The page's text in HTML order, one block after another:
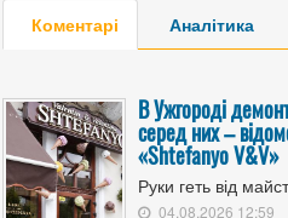
Коментарі Аналітика
В Ужгороді
серед них –
«Shtefanyo V&V»
Руки геть від
04.08.2026 12:59